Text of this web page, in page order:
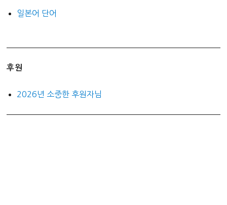
일본어 단어
후원
2026년 소중한 후원자님